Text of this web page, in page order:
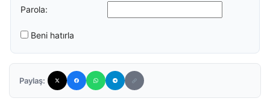
Parola:
Beni hatırla
Paylaş: